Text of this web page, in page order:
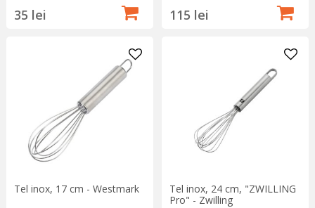
35 lei 115 lei
Tel inox, 17 cm - Westmark
Tel inox, 24 cm, "ZWILLING
Pro" - Zwilling